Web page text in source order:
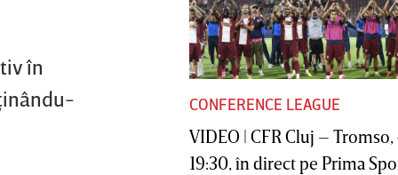
în
CONFERENCE LEAGUE
VIDEO | CFR Cluj – Tromso,
19:30, în direct pe Prima